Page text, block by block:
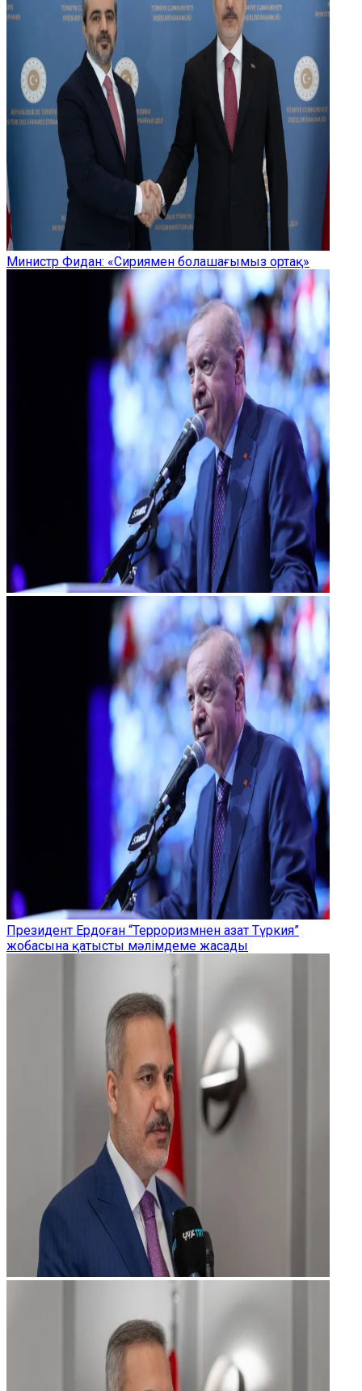
Министр Фидан: «Сириямен болашағымыз ортақ»
Президент Ердоған “Терроризмнен азат Түркия”
жобасына қатысты мәлімдеме жасады